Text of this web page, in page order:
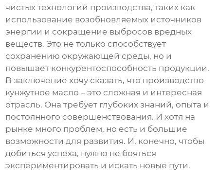
чистых технологий производства, таких как
использование возобновляемых источников
энергии и сокращение выбросов вредных
веществ. Это не только способствует
сохранению окружающей среды, но и
повышает конкурентоспособность продукции.
В заключение хочу сказать, что производство
кунжутное масло – это сложная и интересная
отрасль. Она требует глубоких знаний, опыта и
постоянного совершенствования. И хотя на
рынке много проблем, но есть и большие
возможности для развития. И, конечно, чтобы
добиться успеха, нужно не бояться
экспериментировать и искать новые пути.